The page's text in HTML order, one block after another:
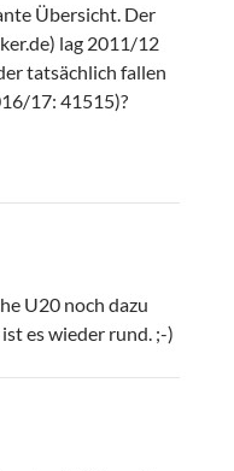
Übersicht. Der
lag 2011/12
tatsächlich fallen
17: 41515)?
U20 noch dazu
es wieder rund. ;-)